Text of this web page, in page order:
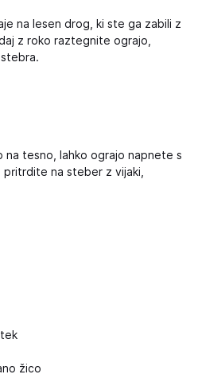
na lesen drog, ki ste ga zabili z
z roko raztegnite ograjo,
tesno, lahko ograjo napnete s
na steber z vijaki,
žico